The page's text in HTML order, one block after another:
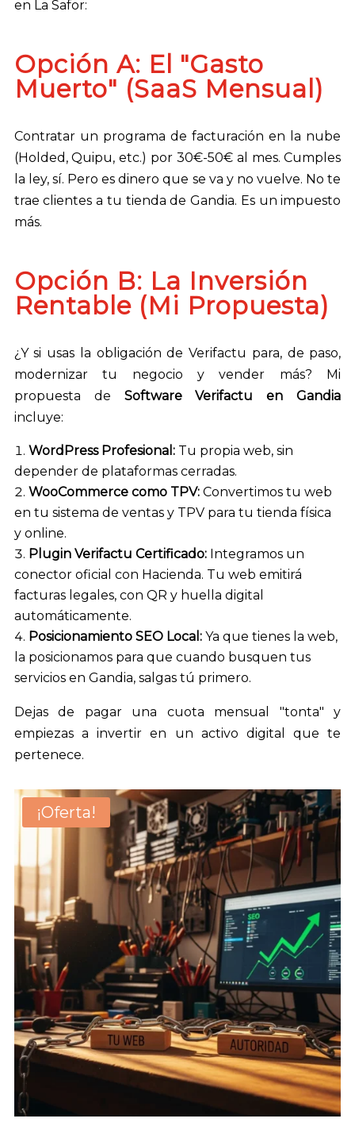
en La Safor:
Opción A: El "Gasto
Muerto" (SaaS Mensual)
Contratar un programa de facturación en la nube
(Holded, Quipu, etc.) por 30€-50€ al mes. Cumples
la ley, sí. Pero es dinero que se va y no vuelve. No te
trae clientes a tu tienda de Gandia. Es un impuesto
más.
Opción B: La Inversión
Rentable (Mi Propuesta)
¿Y si usas la obligación de Verifactu para, de paso,
modernizar tu negocio y vender más? Mi
propuesta de Software Verifactu en Gandia
incluye:
WordPress Profesional:Tu propia web, sin
depender de plataformas cerradas.
WooCommerce como TPV:Convertimos tu web
en tu sistema de ventas y TPV para tu tienda física
y online.
Plugin Verifactu Certificado:Integramos un
conector oficial con Hacienda. Tu web emitirá
facturas legales, con QR y huella digital
automáticamente.
Posicionamiento SEO Local:Ya que tienes la web,
la posicionamos para que cuando busquen tus
servicios en Gandia, salgas tú primero.
Dejas de pagar una cuota mensual "tonta" y
empiezas a invertir en un activo digital que te
pertenece.
¡Oferta!